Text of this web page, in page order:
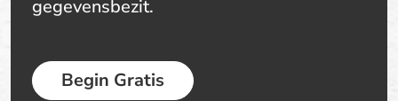
gegevensbezit.
Begin Gratis